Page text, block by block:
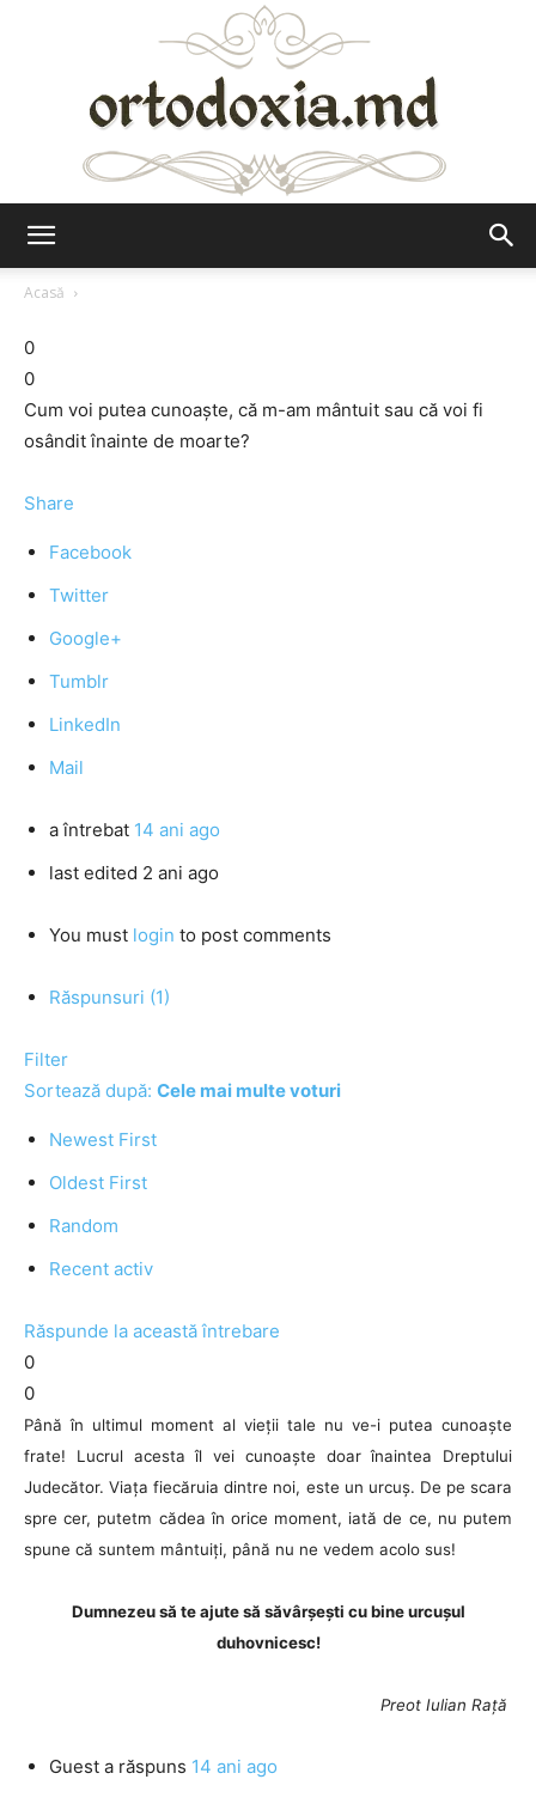
Acasă
0
0
Cum voi putea cunoaşte, că m-am mântuit sau că voi fi
osândit înainte de moarte?
Share
Facebook
Twitter
Google+
Tumblr
LinkedIn
Mail
a întrebat 14 ani ago
last edited 2 ani ago
You must login to post comments
Răspunsuri (1)
Filter
Sortează după: Cele mai multe voturi
Newest First
Oldest First
Random
Recent activ
Răspunde la această întrebare
0
0
Până în ultimul moment al vieții tale nu ve-i putea cunoaște
frate! Lucrul acesta îl vei cunoaște doar înaintea Dreptului
Judecător. Viața fiecăruia dintre noi, este un urcuș. De pe scara
spre cer, putetm cădea în orice moment, iată de ce, nu putem
spune că suntem mântuiți, până nu ne vedem acolo sus!
Dumnezeu să te ajute să săvârșești cu bine urcușul
duhovnicesc!
Preot Iulian Rață
Guest a răspuns 14 ani ago